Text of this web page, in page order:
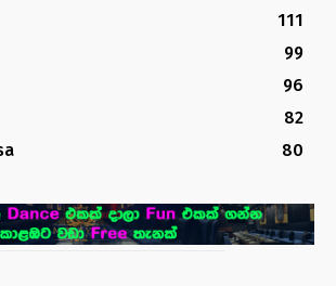
111
99
96
82
80